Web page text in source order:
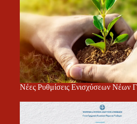
Νέες Ρυθμίσεις Ενισχύσεων Νέων